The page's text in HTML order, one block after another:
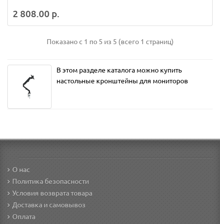
2 808.00 р.
Показано с 1 по 5 из 5 (всего 1 страниц)
В этом разделе каталога можно купить
настольные кронштейны для мониторов
О нас
Политика безопасности
Условия возврата товара
Доставка и самовывоз
Оплата